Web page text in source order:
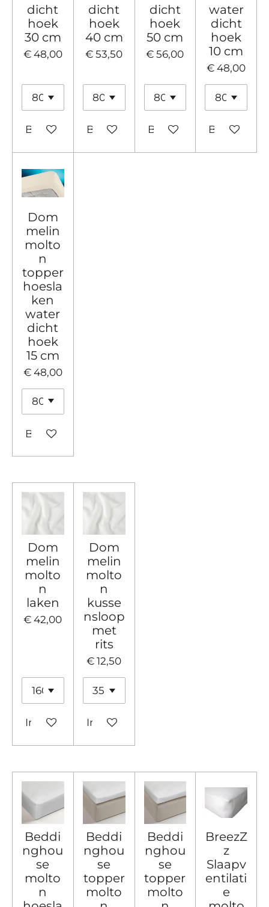
dicht
hoek
30 cm
€ 48,00
Bekijk details
dicht
hoek
40 cm
€ 53,50
Bekijk details
dicht
hoek
50 cm
€ 56,00
Bekijk details
water
dicht
hoek
10 cm
€ 48,00
Bekijk
Dom
melin
molto
n
topper
hoesla
ken
water
dicht
hoek
15 cm
€ 48,00
Bekijk details
Dom
melin
molto
n
laken
€ 42,00
In winkelwagen
Dom
melin
molto
n
kusse
nsloop
met
rits
€ 12,50
In winkelwagen
Beddi
nghou
se
molto
n
Beddi
nghou
se
topper
molto
Beddi
nghou
se
topper
molto
BreezZ
z
Slaapv
entilati
e